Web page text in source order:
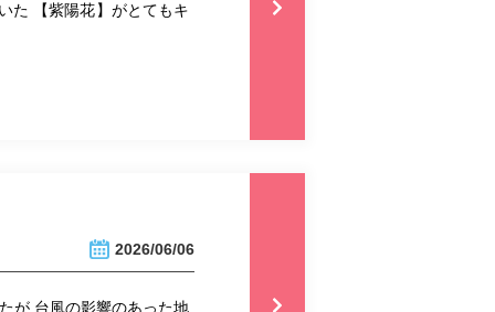
た 【紫陽花】がとてもキ
2026/06/06
が 台風の影響のあった地